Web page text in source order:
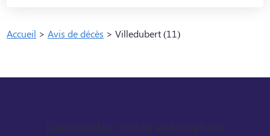
Accueil >Avis de décès >Villedubert (11)
Demandez votre estimation